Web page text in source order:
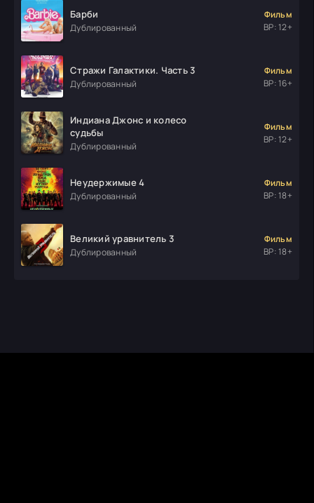
Барби
Дублированный
Фильм
ВР: 12+
Стражи Галактики. Часть 3
Дублированный
Фильм
ВР: 16+
Индиана Джонс и колесо
судьбы
Дублированный
Фильм
ВР: 12+
Неудержимые 4
Дублированный
Фильм
ВР: 18+
Великий уравнитель 3
Дублированный
Фильм
ВР: 18+